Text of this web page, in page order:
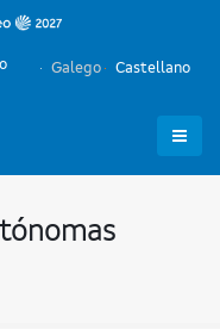
Galego Castellano